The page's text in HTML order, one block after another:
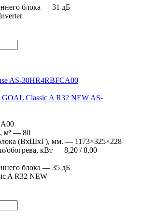
блока — 31 дБ
Classic A R32 NEW AS-
м² — 80
(ВхШхГ), мм. — 1173×325×228
обогрева, кВт — 8,20 / 8,00
блока — 35 дБ
A R32 NEW